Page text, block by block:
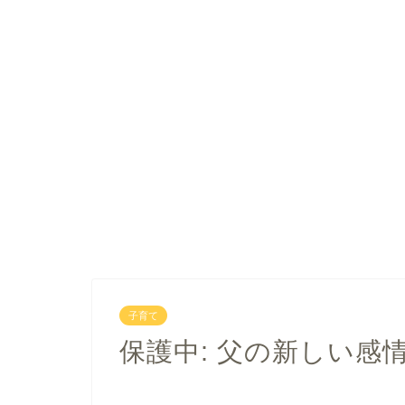
子育て
保護中: 父の新しい感